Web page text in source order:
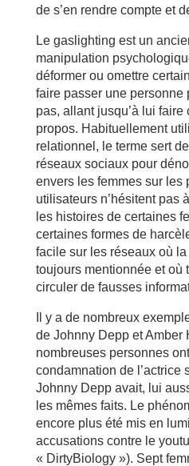
de s’en rendre compte et
Le gaslighting est un
manipulation
déformer ou omettre
faire passer une personne
pas, allant jusqu’à lui
propos. Habituellement
relationnel, le terme sert
réseaux sociaux pour
envers les femmes sur les
utilisateurs n’hésitent pas
les histoires de certaines
certaines formes de
facile sur les réseaux où la
toujours mentionnée et où
circuler de fausses
Il y a de nombreux
de Johnny Depp et Amber
nombreuses personnes
condamnation de l’actrice
Johnny Depp avait, lui
les mêmes faits. Le
encore plus été mis en
accusations contre le
« DirtyBiology »). Sept